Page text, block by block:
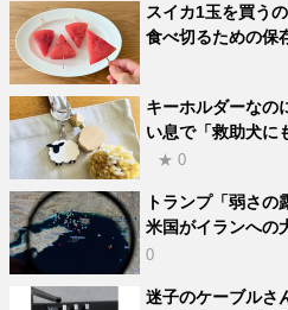
スイカ1玉を買う
食べ切るための保
キーホルダーなの
い息で「救助犬に
★ 0
トランプ「弱さの
米国がイランへの
0
迷子のケーブルさ